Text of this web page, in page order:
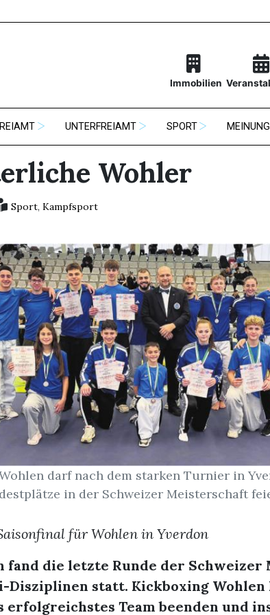
Immobilien
UNTERFREIAMT SPORT
Wohler
Sport, Kampfsport
darf nach dem starken Turnier in
in der Schweizer Meisterschaft
für Wohlen in Yverdon
fand die letzte Runde der
Disziplinen statt. Kickboxing Wohlen
erfolgreichstes Team beenden und